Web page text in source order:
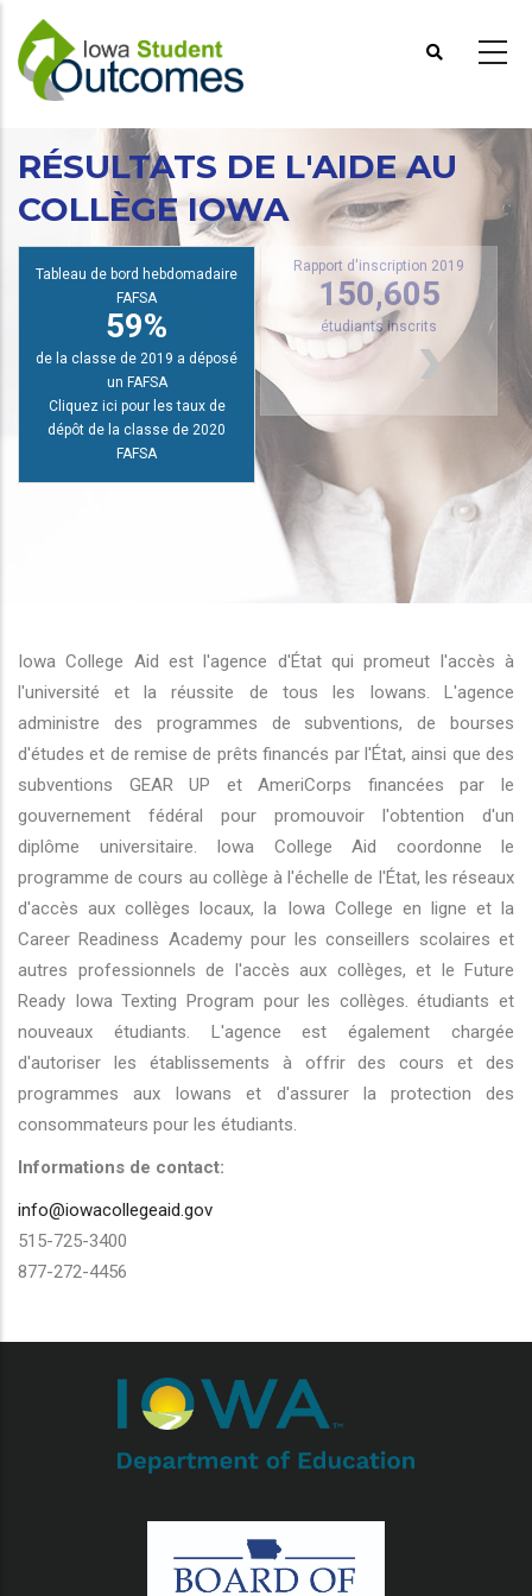
contenu
principal
RÉSULTATS DE L'AIDE AU
COLLÈGE IOWA
Tableau de bord hebdomadaire
FAFSA
59%
de la classe de 2019 a déposé
un FAFSA
Cliquez ici pour les taux de
dépôt de la classe de 2020
FAFSA
Rapport d'inscription 2019
150,605
étudiants inscrits
Iowa College Aid est l'agence d'État qui promeut l'accès à
l'université et la réussite de tous les Iowans. L'agence
administre des programmes de subventions, de bourses
d'études et de remise de prêts financés par l'État, ainsi que des
subventions GEAR UP et AmeriCorps financées par le
gouvernement fédéral pour promouvoir l'obtention d'un
diplôme universitaire. Iowa College Aid coordonne le
programme de cours au collège à l'échelle de l'État, les réseaux
d'accès aux collèges locaux, la Iowa College en ligne et la
Career Readiness Academy pour les conseillers scolaires et
autres professionnels de l'accès aux collèges, et le Future
Ready Iowa Texting Program pour les collèges. étudiants et
nouveaux étudiants. L'agence est également chargée
d'autoriser les établissements à offrir des cours et des
programmes aux Iowans et d'assurer la protection des
consommateurs pour les étudiants.
Informations de contact:
info@iowacollegeaid.gov
515-725-3400
877-272-4456